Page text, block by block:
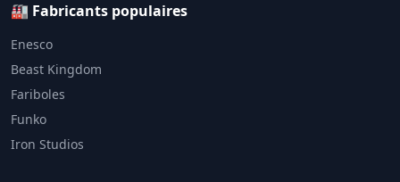
🏭 Fabricants populaires
Enesco
Beast Kingdom
Fariboles
Funko
Iron Studios